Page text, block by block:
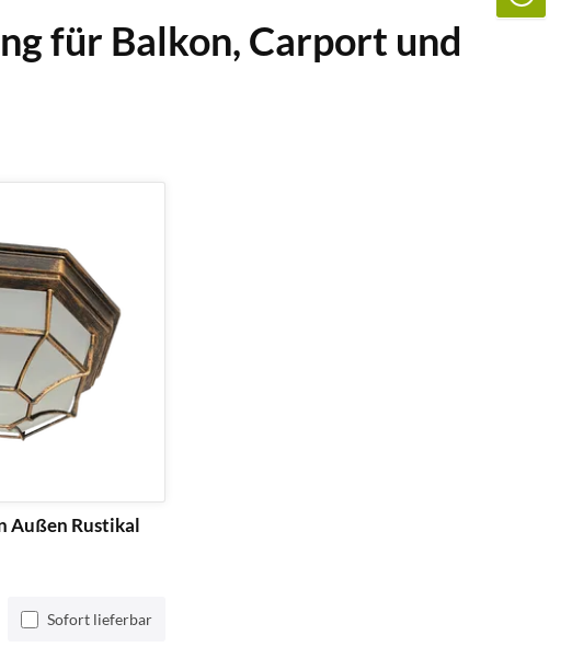
für Balkon, Carport und
Außen Rustikal
Sofort lieferbar